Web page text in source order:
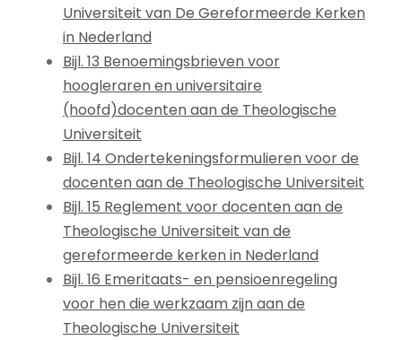
Universiteit van De Gereformeerde Kerken
in Nederland
Bijl. 13 Benoemingsbrieven voor
hoogleraren en universitaire
(hoofd)docenten aan de Theologische
Universiteit
Bijl. 14 Ondertekeningsformulieren voor de
docenten aan de Theologische Universiteit
Bijl. 15 Reglement voor docenten aan de
Theologische Universiteit van de
gereformeerde kerken in Nederland
Bijl. 16 Emeritaats- en pensioenregeling
voor hen die werkzaam zijn aan de
Theologische Universiteit